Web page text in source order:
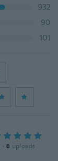
932
90
101
· 8 uploads